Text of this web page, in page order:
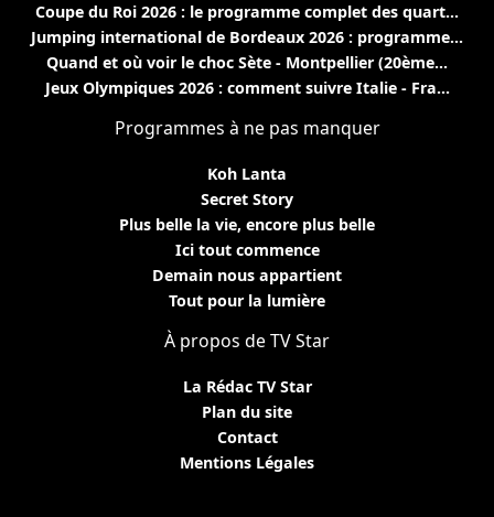
Coupe du Roi 2026 : le programme complet des quart...
Jumping international de Bordeaux 2026 : programme...
Quand et où voir le choc Sète - Montpellier (20ème...
Jeux Olympiques 2026 : comment suivre Italie - Fra...
Programmes à ne pas manquer
Koh Lanta
Secret Story
Plus belle la vie, encore plus belle
Ici tout commence
Demain nous appartient
Tout pour la lumière
À propos de TV Star
La Rédac TV Star
Plan du site
Contact
Mentions Légales